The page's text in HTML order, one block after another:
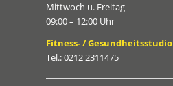
Mittwoch u. Freitag
09:00 – 12:00 Uhr
Fitness- / Gesundheitsstudio
Tel.: 0212 2311475